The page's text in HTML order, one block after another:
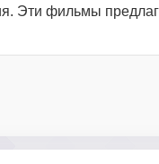
Эти фильмы